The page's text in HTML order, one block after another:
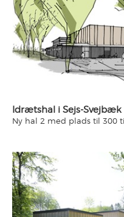
Idrætshal i Sejs-Svejbæk
Ny hal 2 med plads til 300